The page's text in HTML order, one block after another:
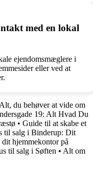
med en lokal
ejendomsmæglere i
eller ved at
Alt, du behøver at vide om
19: Alt Hvad Du
• Guide til at skabe et
til salg i Binderup: Dit
hjemmekontor på
til salg i Søften • Alt om